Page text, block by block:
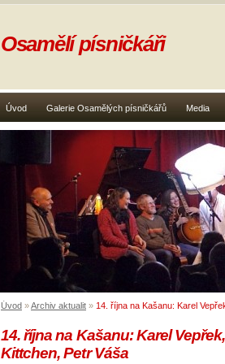
Úvod Galerie Osamělých písničkářů Media
Osamělí písničkáři
Úvod »Archiv aktualit » 14. října na Kašanu: Karel
14. října na Kašanu: Karel
Kittchen, Petr Váša